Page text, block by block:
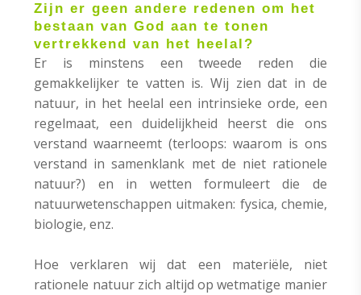
Zijn er geen andere redenen om het
bestaan van God aan te tonen
vertrekkend van het heelal?
Er is minstens een tweede reden die
gemakkelijker te vatten is. Wij zien dat in de
natuur, in het heelal een intrinsieke orde, een
regelmaat, een duidelijkheid heerst die ons
verstand waarneemt (terloops: waarom is ons
verstand in samenklank met de niet rationele
natuur?) en in wetten formuleert die de
natuurwetenschappen uitmaken: fysica, chemie,
biologie, enz.
Hoe verklaren wij dat een materiële, niet
rationele natuur zich altijd op wetmatige manier